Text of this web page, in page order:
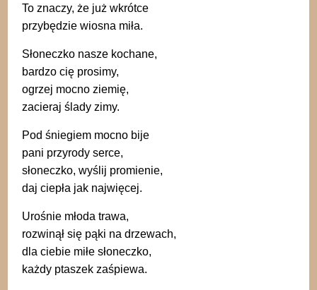
To znaczy, że już wkrótce
przybędzie wiosna miła.
Słoneczko nasze kochane,
bardzo cię prosimy,
ogrzej mocno ziemię,
zacieraj ślady zimy.
Pod śniegiem mocno bije
pani przyrody serce,
słoneczko, wyślij promienie,
daj ciepła jak najwięcej.
Urośnie młoda trawa,
rozwinął się pąki na drzewach,
dla ciebie miłe słoneczko,
każdy ptaszek zaśpiewa.